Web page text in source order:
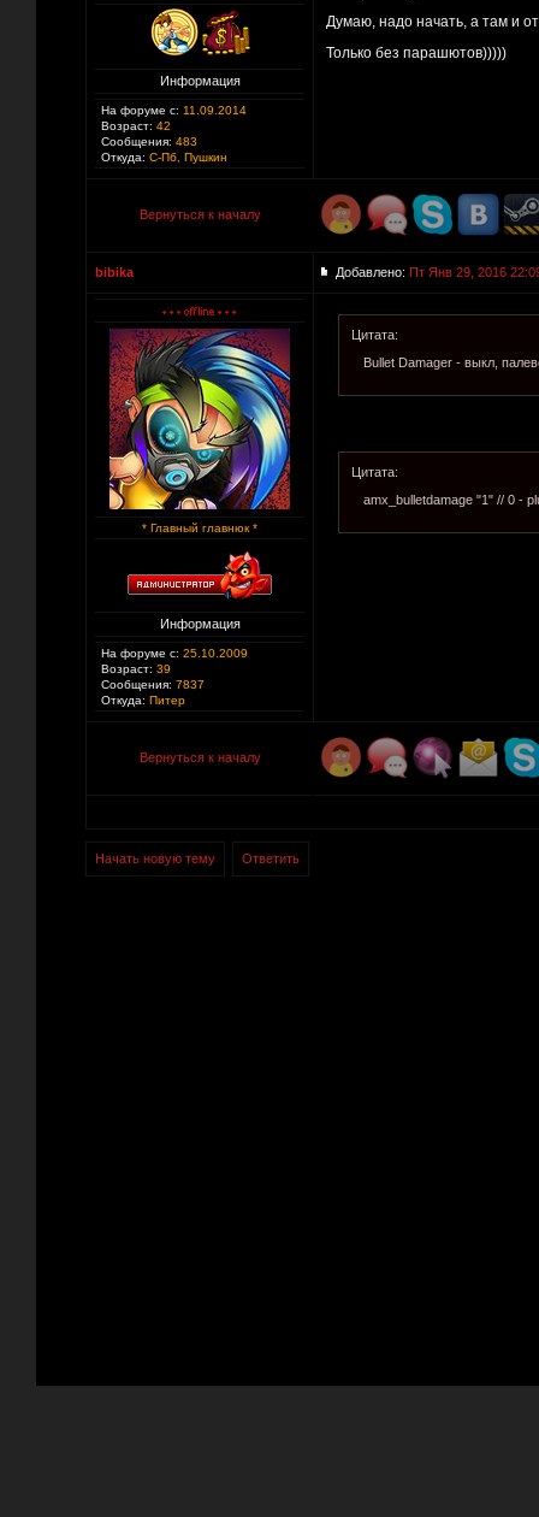
Информация
На форуме с: 11.09.2014
Возраст: 42
Сообщения: 483
Откуда: С-Пб, Пушкин
Думаю, надо начать, а там и
Только без парашютов)))))
Вернуться к началу
bibika Добавлено: Пт Янв 29, 2016
* Главный главнюк *
Информация
На форуме с: 25.10.2009
Возраст: 39
Сообщения: 7837
Откуда: Питер
Цитата:
Bullet Damager - выкл,
Цитата:
amx_bulletdamage "1" // 0 -
Вернуться к началу
Начать новую тему Ответить